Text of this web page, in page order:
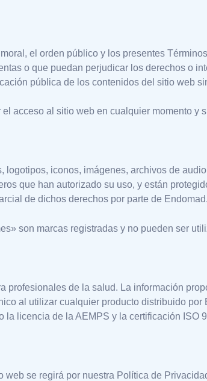
el orden público y los presentes
o que puedan perjudicar los derechos o
pública de los contenidos del sitio web
acceso al sitio web en cualquier momento y
iconos, imágenes, archivos de
que han autorizado su uso, y están
de dichos derechos por parte de Endomad.
son marcas registradas y no pueden ser
de la salud. La información
al utilizar cualquier producto distribuido
licencia de la AEMPS y la certificación ISO
se regirá por nuestra Política de